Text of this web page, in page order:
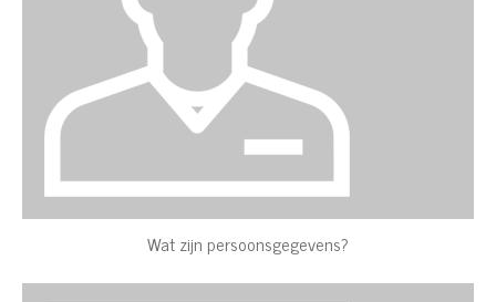
Wat zijn persoonsgegevens?